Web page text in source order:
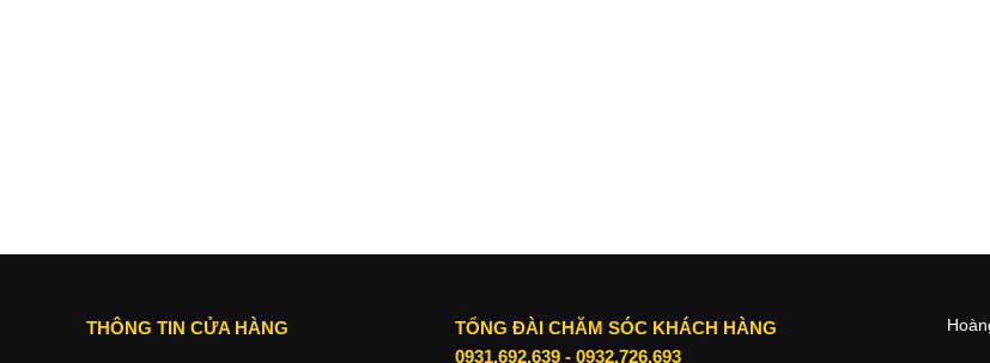
THÔNG TIN CỬA HÀNG
TỔNG ĐÀI CHĂM SÓC KHÁCH HÀNG
0931.692.639- 0932.726.693